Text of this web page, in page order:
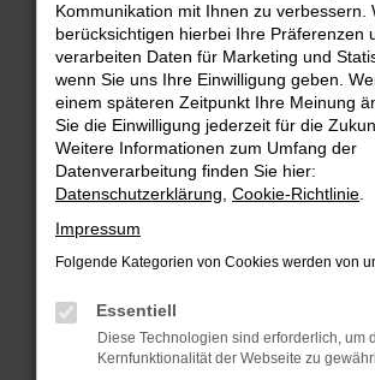
Fehler: Network Error
Beim Laden ist ein Fehler aufgetreten.
Hier sind ein paar Tipps, die dir helfen
Überprüfe deine Firewall und
Internetverbindung.
Laden andere Webseiten, zum
Suchmaschine?
Prüfe deine
können das Laden bestimmter
verhindern. Funktioniert die Seite in
anderen Browser oder in einem
Kommunikation mit Ihnen zu verbessern.
berücksichtigen hierbei Ihre Präferenzen
verarbeiten Daten für Marketing und
wenn Sie uns Ihre Einwilligung geben.
einem späteren Zeitpunkt Ihre Meinung
Sie die Einwilligung jederzeit für die
Weitere Informationen zum Umfang der
Datenverarbeitung finden Sie hier:
Datenschutzerklärung Cookie-Richtlinie
Impressum
Folgende Kategorien von Cookies werden von
Essentiell
Diese Technologien sind erforderlich, um
Kernfunktionalität der Webseite zu